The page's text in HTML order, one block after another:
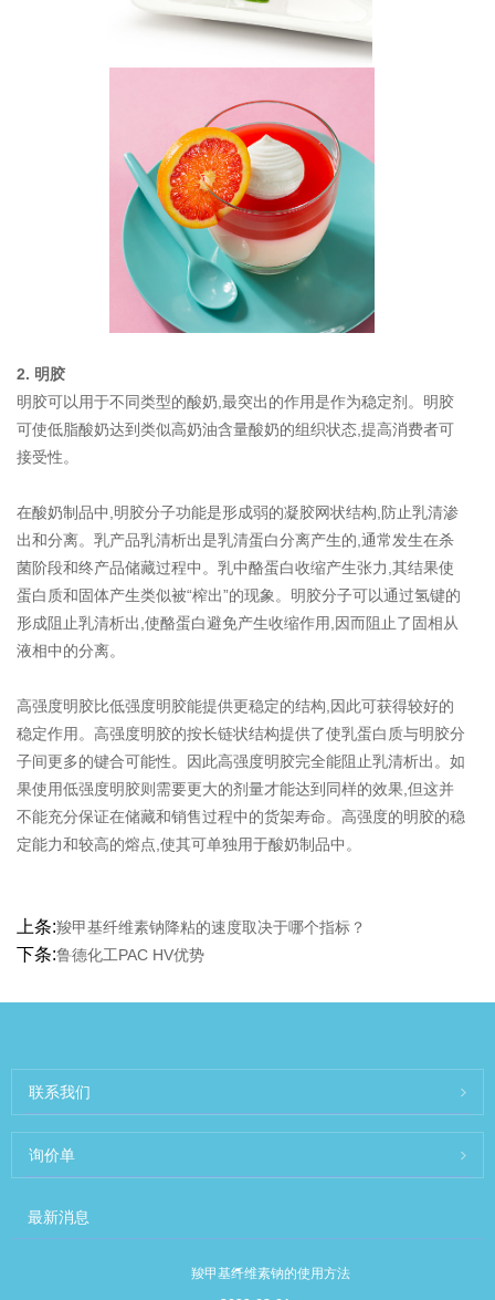
2. 明胶
明胶可以用于不同类型的酸奶,最突出的作用是作为稳定剂。明胶
可使低脂酸奶达到类似高奶油含量酸奶的组织状态,提高消费者可
接受性。
在酸奶制品中,明胶分子功能是形成弱的凝胶网状结构,防止乳清渗
出和分离。乳产品乳清析出是乳清蛋白分离产生的,通常发生在杀
菌阶段和终产品储藏过程中。乳中酪蛋白收缩产生张力,其结果使
蛋白质和固体产生类似被“榨出”的现象。明胶分子可以通过氢键的
形成阻止乳清析出,使酪蛋白避免产生收缩作用,因而阻止了固相从
液相中的分离。
高强度明胶比低强度明胶能提供更稳定的结构,因此可获得较好的
稳定作用。高强度明胶的按长链状结构提供了使乳蛋白质与明胶分
子间更多的键合可能性。因此高强度明胶完全能阻止乳清析出。如
果使用低强度明胶则需要更大的剂量才能达到同样的效果,但这并
不能充分保证在储藏和销售过程中的货架寿命。高强度的明胶的稳
定能力和较高的熔点,使其可单独用于酸奶制品中。
上条:羧甲基纤维素钠降粘的速度取决于哪个指标？
下条:鲁德化工PAC HV优势
联系我们
询价单
最新消息
羧甲基纤维素钠的使用方法